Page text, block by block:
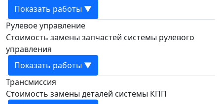
Показать работы ▼
Рулевое управление
Стоимость замены запчастей системы рулевого
управления
Показать работы ▼
Трансмиссия
Стоимость замены деталей системы КПП